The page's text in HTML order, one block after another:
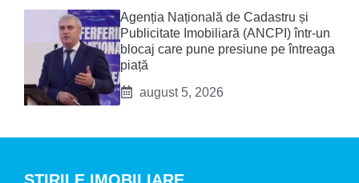
Agenția Națională de Cadastru și
Publicitate Imobiliară (ANCPI) într-un
blocaj care pune presiune pe întreaga
piață
august 5, 2026